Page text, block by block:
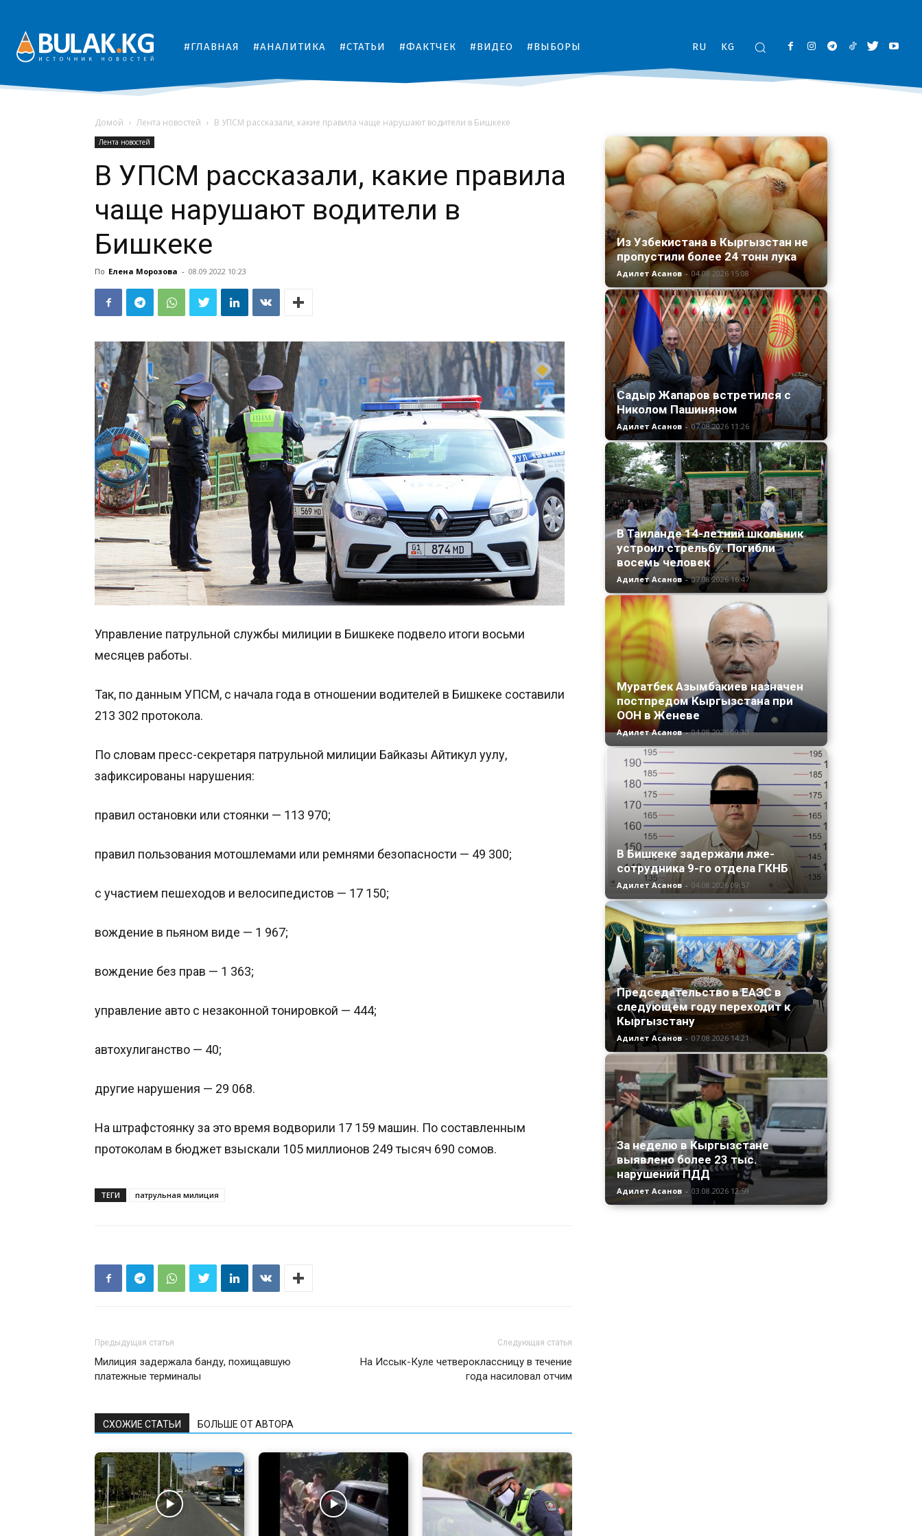
#ГЛАВНАЯ #АНАЛИТИКА #СТАТЬИ #ФАКТЧЕК #ВИДЕО #ВЫБОРЫ RU KG
Домой Лента новостей В УПСМ рассказали, какие правила чаще нарушают водители в Бишкеке
Лента новостей
В УПСМ рассказали, какие правила
чаще нарушают водители в
Бишкеке
По Елена Морозова - 08.09.2022 10:23
Управление патрульной службы милиции в Бишкеке подвело итоги восьми
месяцев работы.
Так, по данным УПСМ, с начала года в отношении водителей в Бишкеке составили
213 302 протокола.
По словам пресс-секретаря патрульной милиции Байказы Айтикул уулу,
зафиксированы нарушения:
правил остановки или стоянки — 113 970;
правил пользования мотошлемами или ремнями безопасности — 49 300;
с участием пешеходов и велосипедистов — 17 150;
вождение в пьяном виде — 1 967;
вождение без прав — 1 363;
управление авто с незаконной тонировкой — 444;
автохулиганство — 40;
другие нарушения — 29 068.
На штрафстоянку за это время водворили 17 159 машин. По составленным
протоколам в бюджет взыскали 105 миллионов 249 тысяч 690 сомов.
ТЕГИ патрульная милиция
Предыдущая статья
Милиция задержала банду, похищавшую
платежные терминалы
Следующая статья
На Иссык-Куле четвероклассницу в течение
года насиловал отчим
СХОЖИЕ СТАТЬИ БОЛЬШЕ ОТ АВТОРА
Из Узбекистана в Кыргызстан не
пропустили более 24 тонн лука
Адилет Асанов - 04.08.2026 15:08
Садыр Жапаров встретился с
Николом Пашиняном
Адилет Асанов - 07.08.2026 11:26
В Таиланде 14-летний школьник
устроил стрельбу. Погибли
восемь человек
Адилет Асанов - 07.08.2026 16:47
Муратбек Азымбакиев назначен
постпредом Кыргызстана при
ООН в Женеве
Адилет Асанов - 04.08.2026 09:30
В Бишкеке задержали лже-
сотрудника 9-го отдела ГКНБ
Адилет Асанов - 04.08.2026 09:57
Председательство в ЕАЭС в
следующем году переходит к
Кыргызстану
Адилет Асанов - 07.08.2026 14:21
За неделю в Кыргызстане
выявлено более 23 тыс.
нарушений ПДД
Адилет Асанов - 03.08.2026 12:59